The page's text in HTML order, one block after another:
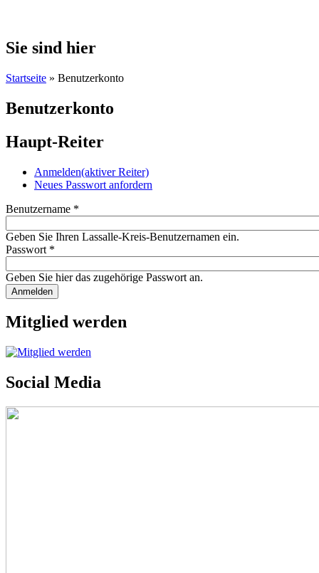
Sie sind hier
Startseite » Benutzerkonto
Benutzerkonto
Haupt-Reiter
Anmelden(aktiver Reiter)
Neues Passwort anfordern
Benutzername *
Geben Sie Ihren Lassalle-Kreis-Benutzernamen ein.
Passwort *
Geben Sie hier das zugehörige Passwort an.
Mitglied werden
Social Media